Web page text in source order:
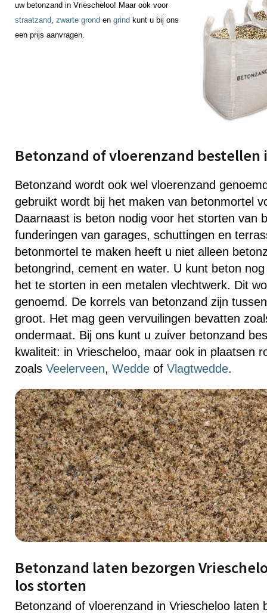
uw betonzand in Vriescheloo! Maar ook voor
straatzand, zwarte grond en grind kunt u bij ons
een prijs aanvragen.
Betonzand of vloerenzand bestellen
Betonzand wordt ook wel vloerenzand
gebruikt wordt bij het maken van betonmortel
Daarnaast is beton nodig voor het storten van
funderingen van garages, schuttingen en
betonmortel te maken heeft u niet alleen
betongrind, cement en water. U kunt beton
het te storten in een metalen vlechtwerk. Dit
genoemd. De korrels van betonzand zijn
groot. Het mag geen vervuilingen bevatten
ondermaat. Bij ons kunt u zuiver betonzand
kwaliteit: in Vriescheloo, maar ook in plaatsen
zoals Veelerveen, Wedde of Vlagtwedde.
Betonzand laten bezorgen
los storten
Betonzand of vloerenzand in Vriescheloo laten